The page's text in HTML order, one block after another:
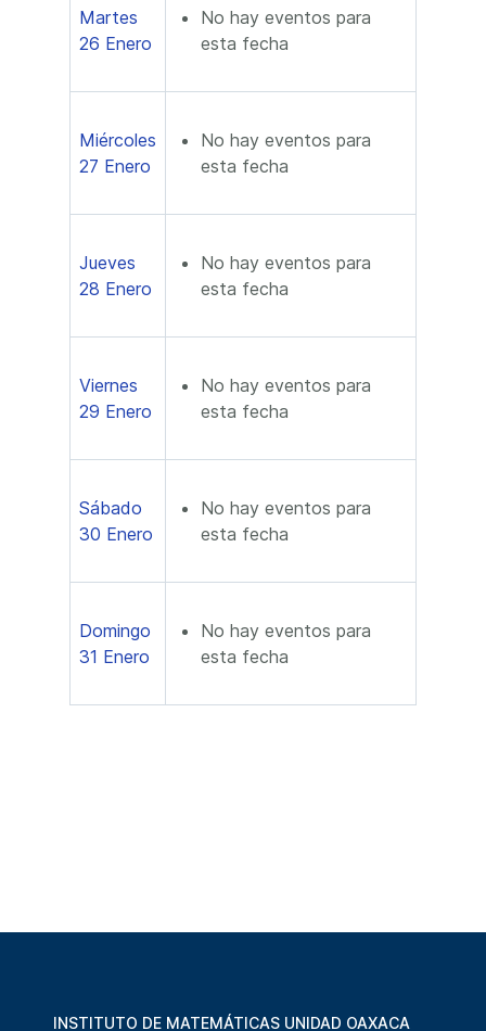
Martes
26 Enero
No hay eventos para
esta fecha
Miércoles
27 Enero
No hay eventos para
esta fecha
Jueves
28 Enero
No hay eventos para
esta fecha
Viernes
29 Enero
No hay eventos para
esta fecha
Sábado
30 Enero
No hay eventos para
esta fecha
Domingo
31 Enero
No hay eventos para
esta fecha
INSTITUTO DE MATEMÁTICAS UNIDAD OAXACA